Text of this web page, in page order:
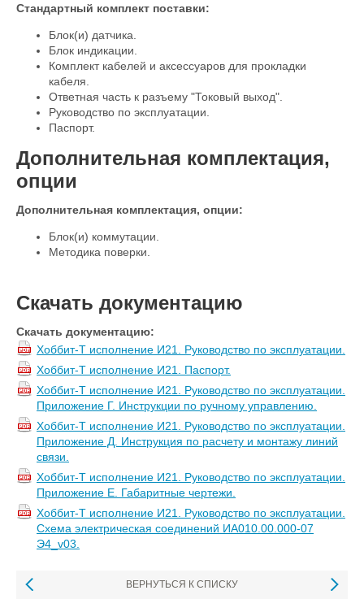
Стандартный комплект поставки:
Блок(и) датчика.
Блок индикации.
Комплект кабелей и аксессуаров для прокладки
кабеля.
Ответная часть к разъему "Токовый выход".
Руководство по эксплуатации.
Паспорт.
Дополнительная комплектация,
опции
Дополнительная комплектация, опции:
Блок(и) коммутации.
Методика поверки.
Скачать документацию
Скачать документацию:
Хоббит-Т исполнение И21. Руководство по эксплуатации.
Хоббит-Т исполнение И21. Паспорт.
Хоббит-Т исполнение И21. Руководство по эксплуатации.
Приложение Г. Инструкции по ручному управлению.
Хоббит-Т исполнение И21. Руководство по эксплуатации.
Приложение Д. Инструкция по расчету и монтажу линий
связи.
Хоббит-Т исполнение И21. Руководство по эксплуатации.
Приложение Е. Габаритные чертежи.
Хоббит-Т исполнение И21. Руководство по эксплуатации.
Схема электрическая соединений ИА010.00.000-07
Э4_v03.
ВЕРНУТЬСЯ К СПИСКУ